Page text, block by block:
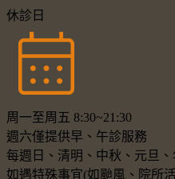
休診日
周一至周五 8:30~21:30
週六僅提供早、午診服務
每週日、清明、中秋、元旦
如遇特殊事宜(如颱風、院所